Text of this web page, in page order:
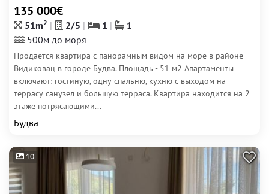
135 000€
51m2 2/5 1
1
500м до моря
Продается квартира с панорамным видом на море в районе
Видиковац в городе Будва. Площадь - 51 м2 Апартаменты
включают: гостиную, одну спальню, кухню с выходом на
террасу санузел и большую терраса. Квартира находится на 2
этаже потрясающими...
Будва
10